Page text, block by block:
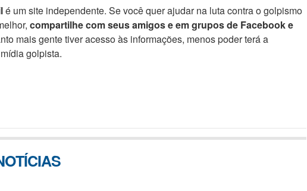
é um site independente. Se você quer ajudar na luta contra o golpismo
compartilhe com seus amigos e em grupos de Facebook e
mais gente tiver acesso às informações, menos poder terá a
golpista.